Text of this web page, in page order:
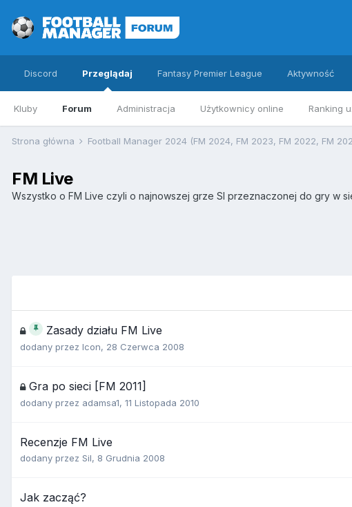
Discord Przeglądaj
Kluby Forum Administracja Użytkownicy online Ranking
Fantasy Premier League Aktywność
Strona główna Football Manager 2024 (FM 2024, FM 2023, FM 2022, FM
FM Live
Wszystko o FM Live czyli o najnowszej grze SI przeznaczonej do gry w
Zasady działu FM Live
dodany przez Icon, 28 Czerwca 2008
Gra po sieci [FM 2011]
dodany przez adamsa1, 11 Listopada 2010
Recenzje FM Live
dodany przez Sil, 8 Grudnia 2008
Jak zacząć?